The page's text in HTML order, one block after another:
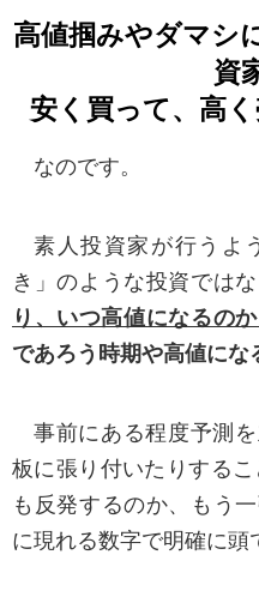
更に同意できない場合
を当社に通知すること
当社が個人情報を収
とおりです。
商品配達やアフターサービス等の販売サービス
ご意見、ご感想およびアンケート依頼
当社の経営方針もしくは営業戦略の策定・改善
■保有個人データの利用目的等（法第24条1項第1号、
保有個人データの利用目的： 上記の「利用目
■保有個人データの開示等の求めに応じる手続（法第
高値掴みやダマシ
資
安く買って、高
なのです。
素人投資家が行うよ
き」のような投資では
り、いつ高値になるのか
であろう時期や高値にな
事前にある程度予測
板に張り付いたりする
も反発するのか、もう
に現れる数字で明確に頭